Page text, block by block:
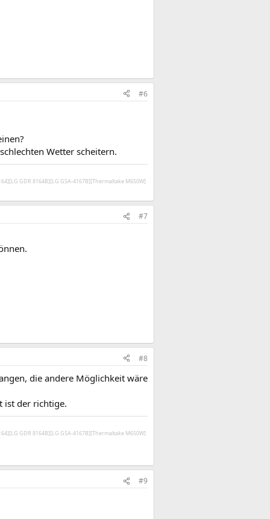
#6
Wetter scheitern.
GDR 8164B][LG GSA-4167B][Thermaltake M650W]
#7
#8
die andere Möglichkeit wäre
ist der richtige.
GDR 8164B][LG GSA-4167B][Thermaltake M650W]
#9